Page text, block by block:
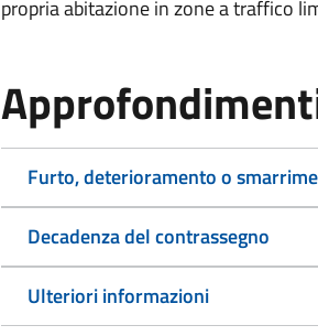
propria abitazione in zone a traffico
Furto, deterioramento o
Decadenza del contrassegno
Ulteriori informazioni